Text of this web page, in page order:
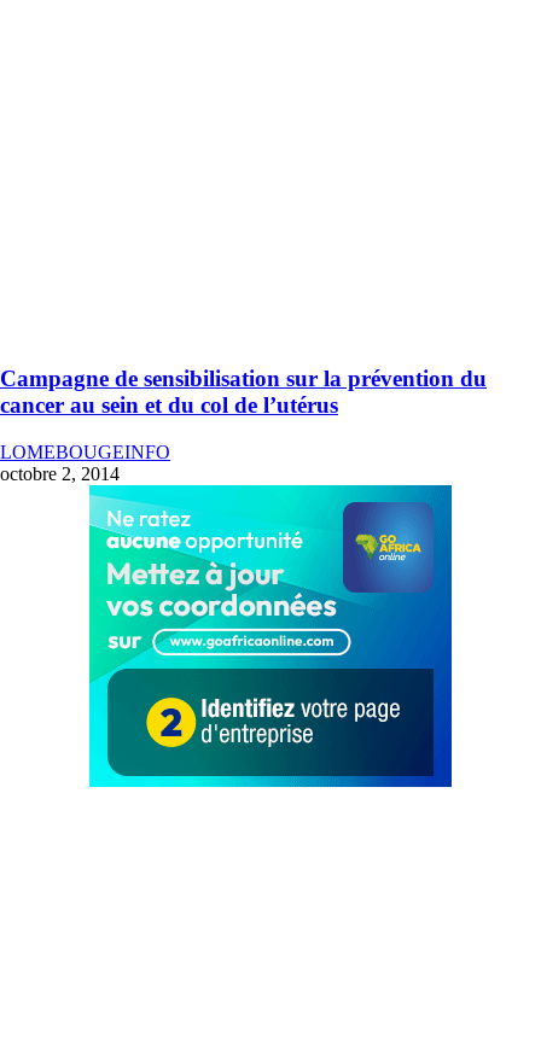
Campagne de sensibilisation sur la prévention du
cancer au sein et du col de l’utérus
LOMEBOUGEINFO
octobre 2, 2014